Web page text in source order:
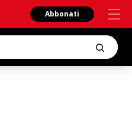
Abbonati